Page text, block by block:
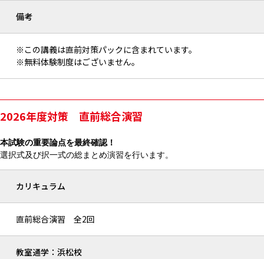
備考
※この講義は直前対策パックに含まれています。
※無料体験制度はございません。
2026年度対策 直前総合演習
本試験の重要論点を最終確認！
選択式及び択一式の総まとめ演習を行います。
カリキュラム
直前総合演習 全2回
教室通学：浜松校